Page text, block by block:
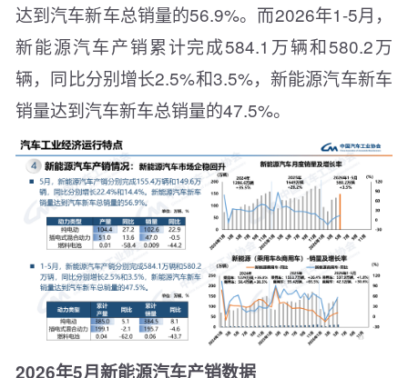
达到汽车新车总销量的56.9%。而2026年1-5月，
新能源汽车产销累计完成584.1万辆和580.2万
辆，同比分别增长2.5%和3.5%，新能源汽车新车
销量达到汽车新车总销量的47.5%。
2026年5月新能源汽车产销数据